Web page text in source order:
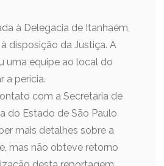
à Delegacia de Itanhaém,
disposição da Justiça. A
uma equipe ao local do
a perícia.
com a Secretaria de
do Estado de São Paulo
mais detalhes sobre a
mas não obteve retorno